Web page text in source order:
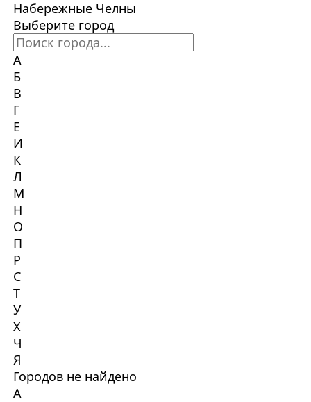
Набережные Челны
Выберите город
А
Б
В
Г
Е
И
К
Л
М
Н
О
П
Р
С
Т
У
Х
Ч
Я
Городов не найдено
А